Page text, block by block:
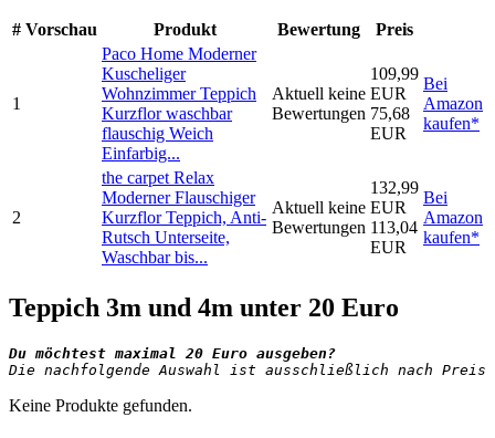
# Vorschau Produkt Bewertung Preis
1
Paco Home Moderner
Kuscheliger
Wohnzimmer Teppich
Kurzflor waschbar
flauschig Weich
Einfarbig...
Aktuell keine
Bewertungen
109,99
EUR
75,68
EUR
Bei
Amazon
kaufen*
2
the carpet Relax
Moderner Flauschiger
Kurzflor Teppich, Anti-
Rutsch Unterseite,
Waschbar bis...
Aktuell keine
Bewertungen
132,99
EUR
113,04
EUR
Bei
Amazon
kaufen*
Teppich 3m und 4m unter 20 Euro
Die nachfolgende Auswahl ist ausschließlich nach
Keine Produkte gefunden.